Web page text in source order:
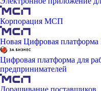
Корпорация МСП
Новая Цифровая
Цифровая платформа для
предпринимателей
Доращивание поставщиков